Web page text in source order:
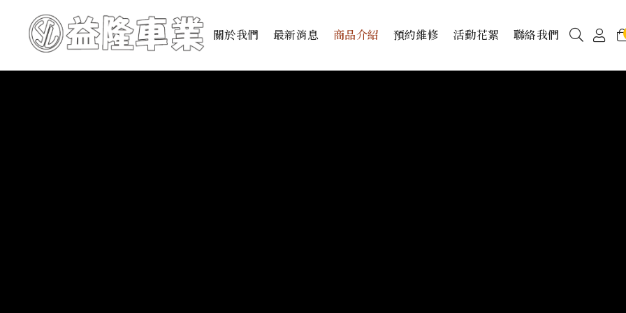
關於我們 最新消息 商品介紹 預約維修 活動花絮 聯絡我們